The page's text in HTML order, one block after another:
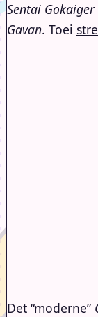
Sentai Gokaiger
Gavan. Toei
Det “moderne”